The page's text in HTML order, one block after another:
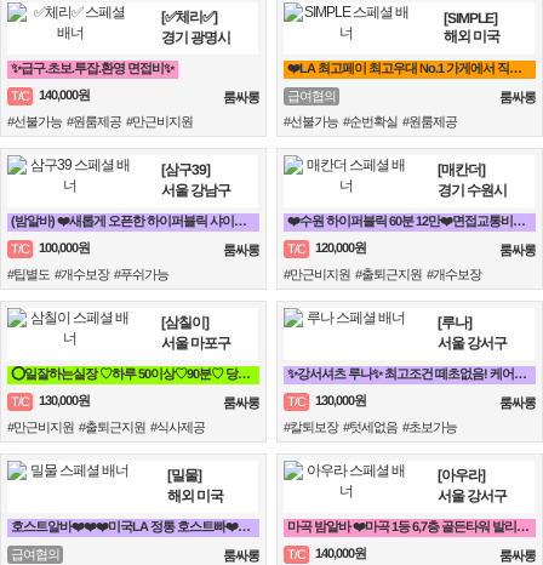
[✅체리✅]
경기 광명시
✨급구.초보.투잡.환영 면접비✨
T/C
140,000원
룸싸롱
#선불가능 #원룸제공 #만근비지원
[SIMPLE]
해외 미국
❤️LA 최고페이 최고우대 No.1 가게에서 직원 모집합니다❤️
급여협의
룸싸롱
#선불가능 #순번확실 #원룸제공
[삼구39]
서울 강남구
(밤알바) ❤️새롭게 오픈한 하이퍼블릭 샤이니 입니다!!!❤️
T/C
100,000원
룸싸롱
#팁별도 #개수보장 #푸쉬가능
[매칸더]
경기 수원시
❤️수원 하이퍼블릭 60분 12만❤️면접교통비10만❤️수원A팀❤️
T/C
120,000원
룸싸롱
#만근비지원 #출퇴근지원 #개수보장
[삼칠이]
서울 마포구
⭕일잘하는실장 ♡하루 50이상♡90분♡ 당일지급♡훈훈⭕
T/C
130,000원
룸싸롱
#만근비지원 #출퇴근지원 #식사제공
[루나]
서울 강서구
✨강서셔츠 루나✨ 최고조건 떼초없음! 케어보장! 60분 풀티13✨
T/C
130,000원
룸싸롱
#칼퇴보장 #텃세없음 #초보가능
[밀물]
해외 미국
호스트알바❤️❤️❤️미국LA 정통 호스트빠❤️❤️❤️
급여협의
룸싸롱
[아우라]
서울 강서구
마곡 밤알바 ❤️마곡 1등 6,7층 골든타워 발리팀❤️
T/C
140,000원
룸싸롱